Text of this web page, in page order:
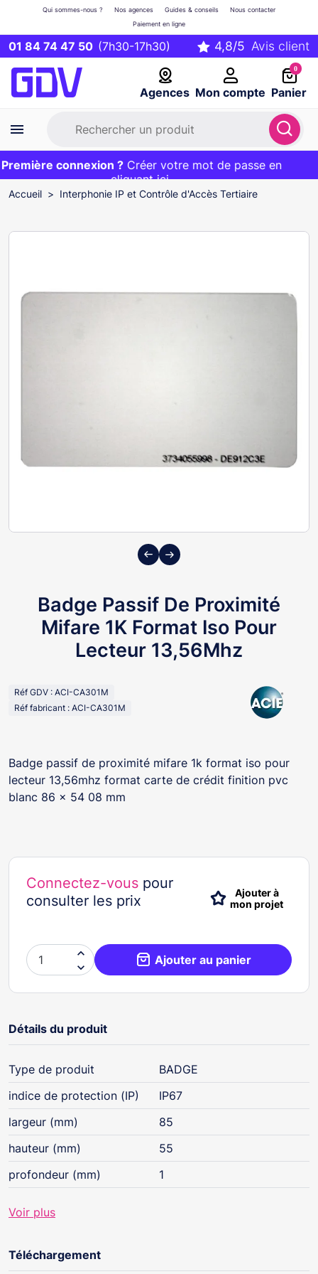
01 84 74 47 50 (7h30-17h30)
Agences Mon compte
Qui sommes-nous ? Nos agences Guides & conseils
Nous contacter
Paiement en ligne
0
Panier
Première commande ?20€ OFFERT sur votre panier
et livraison 24/48h gratuite avec le codeBIENVENUE
connexion ? Créer votre mot de passe en
cliquant ici
EXCLU WEB :
Accueil Interphonie IP et Contrôle d'Accès Tertiaire
Previous
Next
Badge Passif De Proximité
Mifare 1K Format Iso Pour
Lecteur 13,56Mhz
Réf GDV : ACI-CA301M
Réf fabricant : ACI-CA301M
Badge passif de proximité mifare 1k format iso pour
lecteur 13,56mhz format carte de crédit finition pvc
blanc 86 x 54 08 mm
Connectez-vous pour
consulter les prix
Ajouter à
mon projet

 Ajouter au panier
Détails du produit
Type de produit
BADGE
indice de protection (IP)
IP67
largeur (mm)
85
hauteur (mm)
55
profondeur (mm)
1
Voir plus
Téléchargement